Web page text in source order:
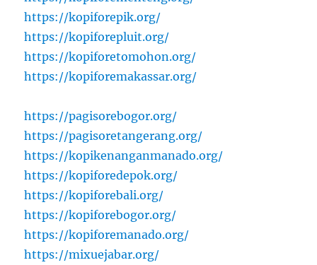
https://kopiforepik.org/
https://kopiforepluit.org/
https://kopiforetomohon.org/
https://kopiforemakassar.org/
https://pagisorebogor.org/
https://pagisoretangerang.org/
https://kopikenanganmanado.org/
https://kopiforedepok.org/
https://kopiforebali.org/
https://kopiforebogor.org/
https://kopiforemanado.org/
https://mixuejabar.org/